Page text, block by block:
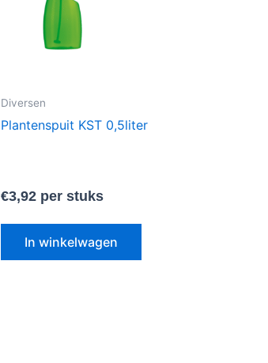
Diversen
Plantenspuit KST 0,5liter
€3,92 per stuks
In winkelwagen